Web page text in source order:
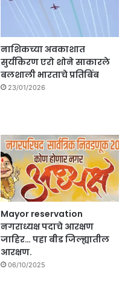
नाशिकच्या अवकाशात
सुर्यकिरण एरो शोने साकारले
बलशाली भारताचे प्रतिबिंब
23/01/2026
Mayor reservation
नगराध्यक्ष पदाचे आरक्षण
जाहिर… पहा बीड जिल्ह्यातील
आरक्षण.
06/10/2025